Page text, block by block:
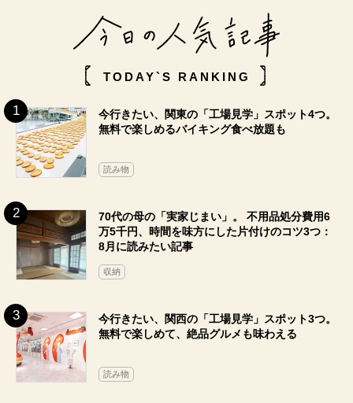
TODAY`S RANKING
今行きたい、関東の「工場見学」スポット4つ。
無料で楽しめるバイキング食べ放題も
読み物
70代の母の「実家じまい」。 不用品処分費用6
万5千円、時間を味方にした片付けのコツ3つ：
8月に読みたい記事
収納
今行きたい、関西の「工場見学」スポット3つ。
無料で楽しめて、絶品グルメも味わえる
読み物